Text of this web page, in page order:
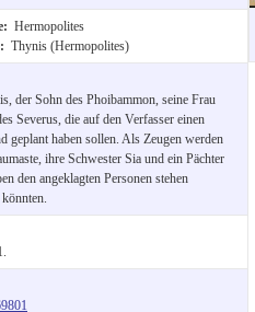
Hermopolites
Thynis (Hermopolites)
der Sohn des Phoibammon, seine Frau
Severus, die auf den Verfasser einen
geplant haben sollen. Als Zeugen werden
ihre Schwester Sia und ein Pächter
den angeklagten Personen stehen